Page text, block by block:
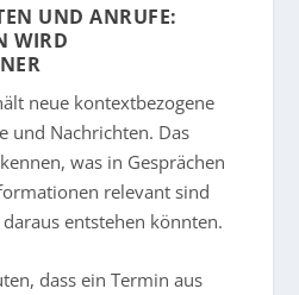
UND ANRUFE:
WIRD
neue kontextbezogene
und Nachrichten. Das
was in Gesprächen
relevant sind
entstehen könnten.
dass ein Termin aus